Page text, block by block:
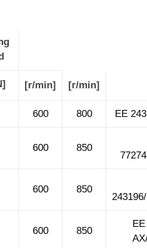
[r/min] [r/min]
600 800 EE
600 850
600 850
600 850